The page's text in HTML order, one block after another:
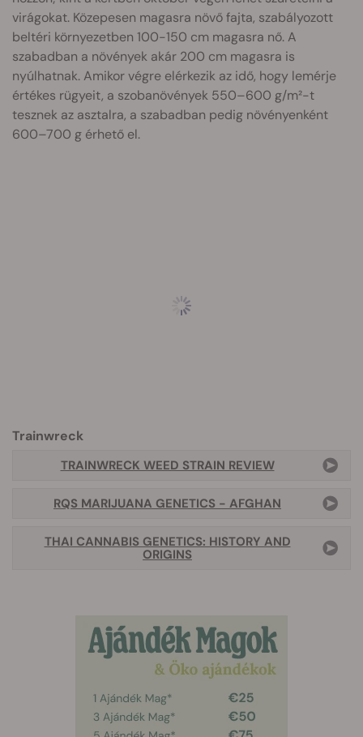
virágokat. Közepesen magasra növő fajta, szabályozott
beltéri környezetben 100-150 cm magasra nő. A
szabadban a növények akár 200 cm magasra is
nyúlhatnak. Amikor végre elérkezik az idő, hogy lemérje
értékes rügyeit, a szobanövények 550–600 g/m²-t
tesznek az asztalra, a szabadban pedig növényenként
600–700 g érhető el.
Trainwreck
TRAINWRECK WEED STRAIN REVIEW
RQS MARIJUANA GENETICS - AFGHAN
THAI CANNABIS GENETICS: HISTORY AND
ORIGINS